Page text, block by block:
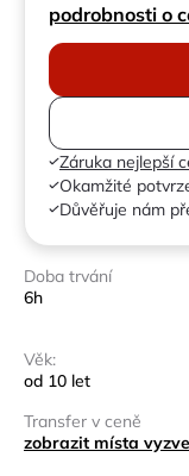
podrobnosti o
Záruka nejlepší
Okamžité
Důvěřuje nám
Doba trvání
6h
Věk:
od 10 let
Transfer v ceně
zobrazit místa